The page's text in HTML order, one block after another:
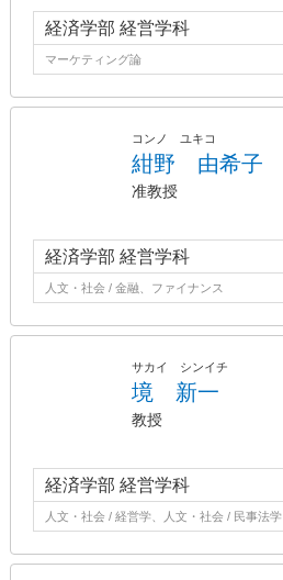
経済学部 経営学科
マーケティング論
コンノ ユキコ
紺野 由希子
准教授
経済学部 経営学科
人文・社会 / 金融、ファイナンス
サカイ シンイチ
境 新一
教授
経済学部 経営学科
人文・社会 / 経営学、人文・社会 / 民事法学